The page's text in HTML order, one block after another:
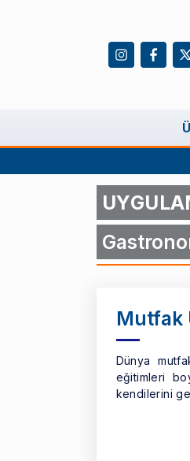
Mutfak
Dünya
eğitimleri
kendilerini